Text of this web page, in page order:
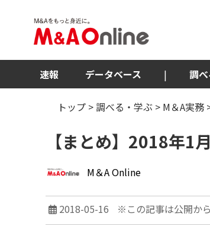
速報 データベース | 調
トップ >調べる・学ぶ > M＆A実務
【まとめ】2018年1
M＆A Online
2018-05-16 ※この記事は公開か